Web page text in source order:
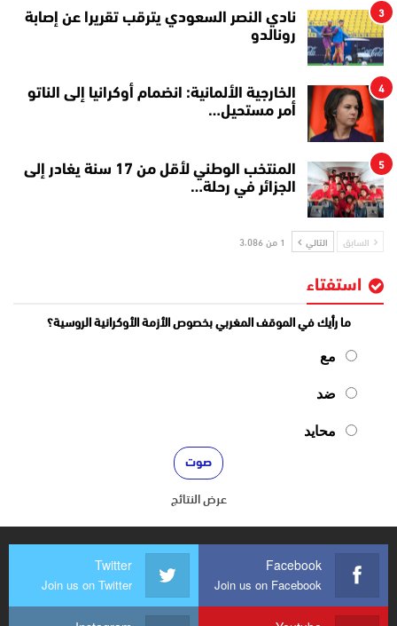
3
نادي النصر السعودي يترقب تقريرا عن إصابة
رونالدو
4
الخارجية الألمانية: انضمام أوكرانيا إلى الناتو
أمر مستحيل…
5
المنتخب الوطني لأقل من 17 سنة يغادر إلى
الجزائر في رحلة…
السابق التالي 1 من 3٬086
استفتاء
ما رأيك في الموقف المغربي بخصوص الأزمة الأوكرانية الروسية؟
مع
ضد
محايد
عرض النتائج
Facebook
Join us on Facebook
Twitter
Join us on Twitter